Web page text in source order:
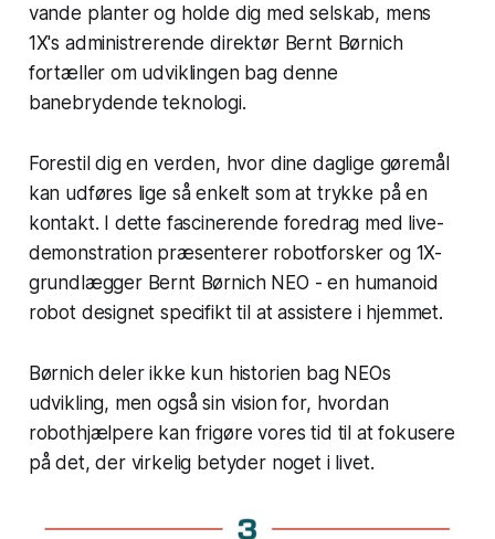
vande planter og holde dig med selskab, mens
1X's administrerende direktør Bernt Børnich
fortæller om udviklingen bag denne
banebrydende teknologi.
Forestil dig en verden, hvor dine daglige gøremål
kan udføres lige så enkelt som at trykke på en
kontakt. I dette fascinerende foredrag med live-
demonstration præsenterer robotforsker og 1X-
grundlægger Bernt Børnich NEO - en humanoid
robot designet specifikt til at assistere i hjemmet.
Børnich deler ikke kun historien bag NEOs
udvikling, men også sin vision for, hvordan
robothjælpere kan frigøre vores tid til at fokusere
på det, der virkelig betyder noget i livet.